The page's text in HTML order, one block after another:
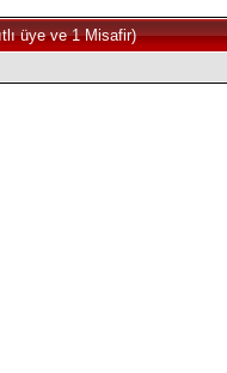
üye ve 1 Misafir)